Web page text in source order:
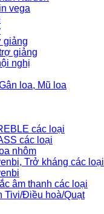
vega
giảng
giảng
nghị
loa, Mũ loa
các loại
các loại
nhôm
Trở kháng các loại
âm thanh các loại
Tivi/Điều hoà/Quạt